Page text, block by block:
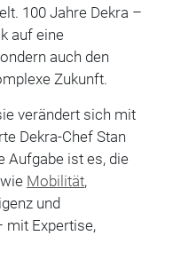
100 Jahre Dekra –
auf eine
auch den
Zukunft.
verändert sich mit
Dekra-Chef Stan
Aufgabe ist es, die
Mobilität,
und
mit Expertise,